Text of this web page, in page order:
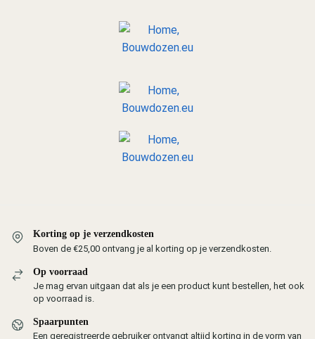
Korting op je verzendkosten
Boven de €25,00 ontvang je al korting op je verzendkosten.
Op voorraad
Je mag ervan uitgaan dat als je een product kunt bestellen, het ook
op voorraad is.
Spaarpunten
Een geregistreerde gebruiker ontvangt altijd korting in de vorm van